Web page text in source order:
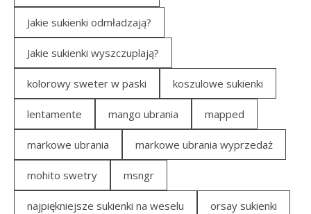
Jakie sukienki odmładzają?
Jakie sukienki wyszczuplają?
kolorowy sweter w paski koszulowe sukienki
lentamente mango ubrania mapped
markowe ubrania markowe ubrania wyprzedaż
mohito swetry msngr
najpiękniejsze sukienki na weselu orsay sukienki